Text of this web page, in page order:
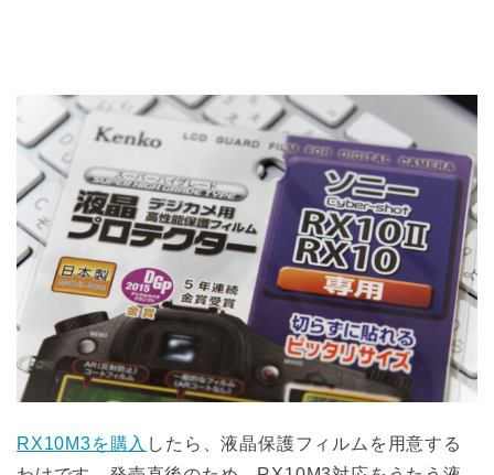
RX10M3を購入 したら、液晶保護フィルムを用意する